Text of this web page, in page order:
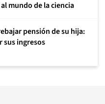
mundo de la ciencia
pensión de su hija:
sus ingresos